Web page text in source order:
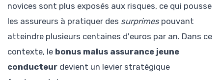
novices sont plus exposés aux risques, ce qui pousse
les assureurs à pratiquer des surprimespouvant
atteindre plusieurs centaines d'euros par an. Dans ce
contexte, le bonus malus assurance jeune
conducteur devient un levier stratégique